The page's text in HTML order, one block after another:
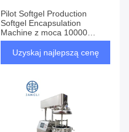
Pilot Softgel Production
Softgel Encapsulation
Machine z mocą 10000
kapsułek/godzinę
Uzyskaj najlepszą cenę